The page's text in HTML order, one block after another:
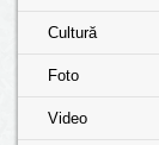
Cultură
Foto
Video